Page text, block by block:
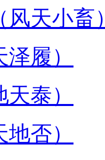
风天小畜
履）
泰）
否）